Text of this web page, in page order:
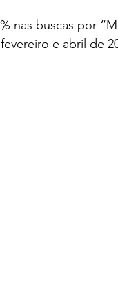
nas buscas por
e abril de